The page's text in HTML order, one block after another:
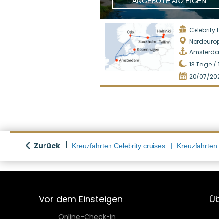
Celebrity
13 Tage /
20/07/
Zurück Kreuzfahrten Celebrity cruises
Vor dem Einsteigen
Online-Check-in